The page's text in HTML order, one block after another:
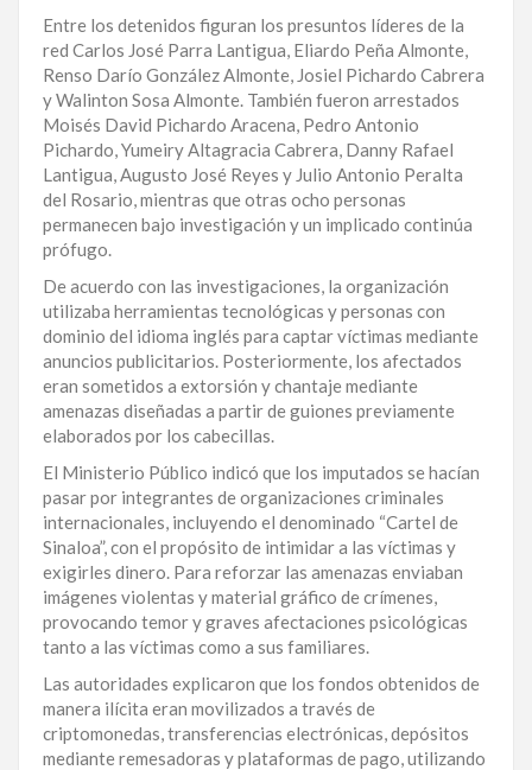
CONTÁCTENOS
Entre los detenidos figuran los presuntos líderes de la
red Carlos José Parra Lantigua, Eliardo Peña Almonte,
Renso Darío González Almonte, Josiel Pichardo Cabrera
y Walinton Sosa Almonte. También fueron arrestados
Moisés David Pichardo Aracena, Pedro Antonio
Pichardo, Yumeiry Altagracia Cabrera, Danny Rafael
Lantigua, Augusto José Reyes y Julio Antonio Peralta
del Rosario, mientras que otras ocho personas
permanecen bajo investigación y un implicado continúa
prófugo.
De acuerdo con las investigaciones, la organización
utilizaba herramientas tecnológicas y personas con
dominio del idioma inglés para captar víctimas mediante
anuncios publicitarios. Posteriormente, los afectados
eran sometidos a extorsión y chantaje mediante
amenazas diseñadas a partir de guiones previamente
elaborados por los cabecillas.
El Ministerio Público indicó que los imputados se hacían
pasar por integrantes de organizaciones criminales
internacionales, incluyendo el denominado “Cartel de
Sinaloa”, con el propósito de intimidar a las víctimas y
exigirles dinero. Para reforzar las amenazas enviaban
imágenes violentas y material gráfico de crímenes,
provocando temor y graves afectaciones psicológicas
tanto a las víctimas como a sus familiares.
Las autoridades explicaron que los fondos obtenidos de
manera ilícita eran movilizados a través de
criptomonedas, transferencias electrónicas, depósitos
mediante remesadoras y plataformas de pago, utilizando